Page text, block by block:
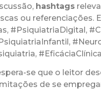
hashtags
ou referenciações.
#PsiquiatriaDigital,
se que o leitor
de se